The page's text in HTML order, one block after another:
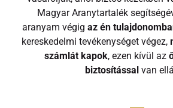
Magyar Aranytartalék
aranyam végig az én
kereskedelmi tevékenységet végez,
számlát kapok, ezen kívül az
biztosítással van